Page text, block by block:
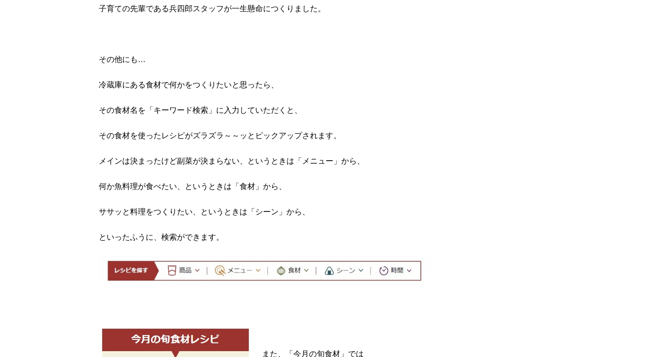
子育ての先輩である兵四郎スタッフが一生懸命につくりました。
その他にも…
冷蔵庫にある食材で何かをつくりたいと思ったら、
その食材名を「キーワード検索」に入力していただくと、
その食材を使ったレシピがズラズラ～～ッとピックアップされます。
メインは決まったけど副菜が決まらない、というときは「メニュー」から、
何か魚料理が食べたい、というときは「食材」から、
ササッと料理をつくりたい、というときは「シーン」から、
といったふうに、検索ができます。
また、「今月の旬食材」では